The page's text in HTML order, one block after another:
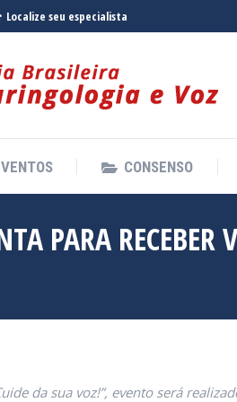
Localize seu especialista
CONSENSO
PARA
da sua voz!”, evento será
CONSENSO